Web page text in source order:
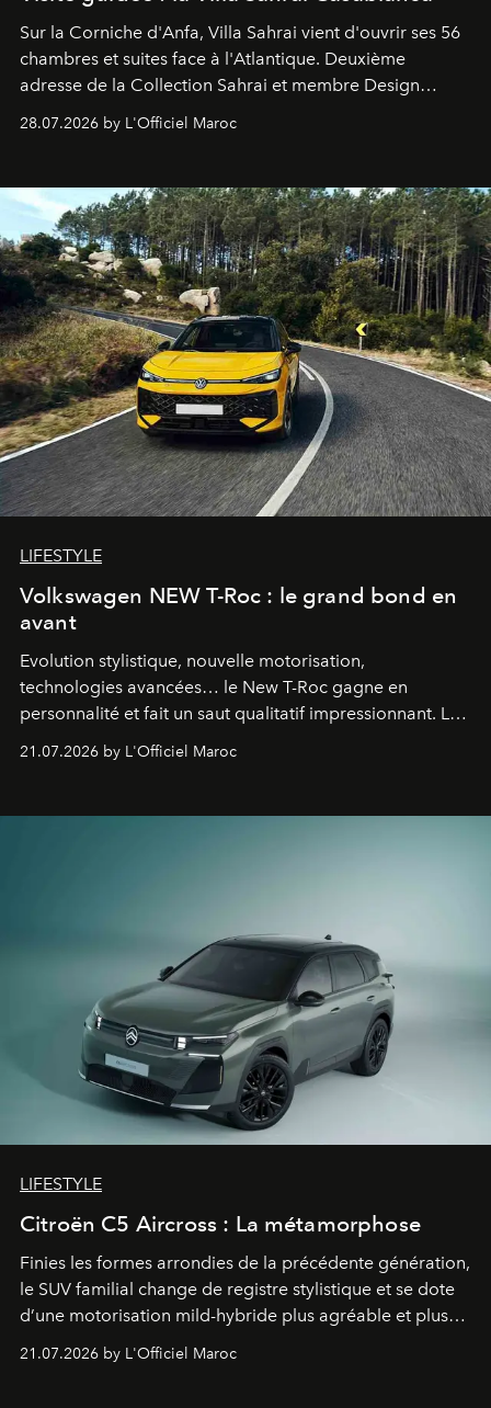
Sur la Corniche d'Anfa, Villa Sahrai vient d'ouvrir ses 56
chambres et suites face à l'Atlantique. Deuxième
adresse de la Collection Sahrai et membre Design
Pillet promet un lieu de vie complet. On y a déjeuné…
28.07.2026 by L'Officiel Maroc
LIFESTYLE
Volkswagen NEW T-Roc : le grand bond en
avant
Evolution stylistique, nouvelle motorisation,
technologies avancées… le New T-Roc gagne en
personnalité et fait un saut qualitatif impressionnant. Le
fétiche pour le rendre plus premium. Et le pari semble
21.07.2026 by L'Officiel Maroc
LIFESTYLE
Citroën C5 Aircross : La métamorphose
Finies les formes arrondies de la précédente génération,
le SUV familial change de registre stylistique et se dote
d’une motorisation mild-hybride plus agréable et plus
gagné en maturité.
21.07.2026 by L'Officiel Maroc